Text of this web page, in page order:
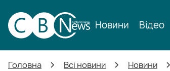
Новини Відео
Головна Всі новини Новини